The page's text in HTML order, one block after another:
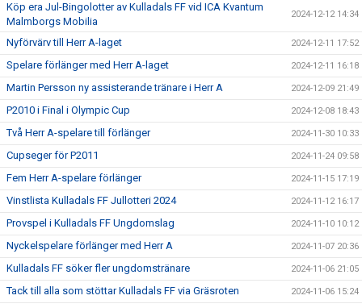
Köp era Jul-Bingolotter av Kulladals FF vid ICA Kvantum
Malmborgs Mobilia
2024-12-12 14:34
Nyförvärv till Herr A-laget 2024-12-11 17:52
Spelare förlänger med Herr A-laget 2024-12-11 16:18
Martin Persson ny assisterande tränare i Herr A 2024-12-09 21:49
P2010 i Final i Olympic Cup 2024-12-08 18:43
Två Herr A-spelare till förlänger 2024-11-30 10:33
Cupseger för P2011 2024-11-24 09:58
Fem Herr A-spelare förlänger 2024-11-15 17:19
Vinstlista Kulladals FF Jullotteri 2024 2024-11-12 16:17
Provspel i Kulladals FF Ungdomslag 2024-11-10 10:12
Nyckelspelare förlänger med Herr A 2024-11-07 20:36
Kulladals FF söker fler ungdomstränare 2024-11-06 21:05
Tack till alla som stöttar Kulladals FF via Gräsroten 2024-11-06 15:24